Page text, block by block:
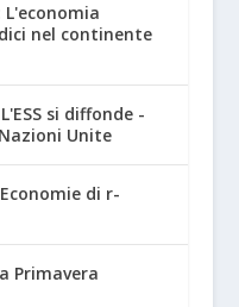
L'economia
nel continente
si diffonde -
Unite
di r-
Primavera